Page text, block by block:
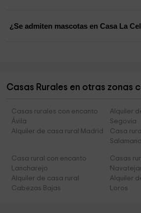
¿Se admiten mascotas en Casa La
Casas Rurales en otras zonas
Casas rurales con encanto
Ávila
Alquiler
Segovia
Alquiler de casa rural Madrid
Casa
Casa rural con encanto
Lancharejo
Casas
Alquiler de casa rural
Cabezas Bajas
Alquiler
Loros